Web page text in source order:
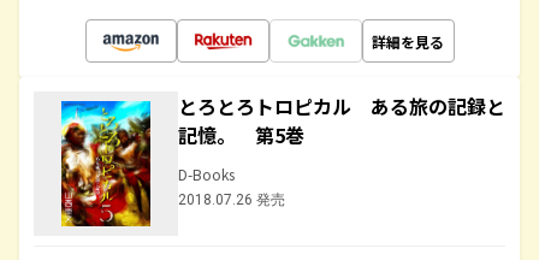
詳細を見る
とろとろトロピカル ある旅の記録と
記憶。 第5巻
D-Books
2018.07.26 発売